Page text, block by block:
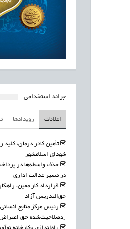
جرائد استخدامی
اعلانات رویدادها
شهدای اسلامشهر
در مسیر عدالت اداری
قرارداد کار معین،
حق‌التدریس آزاد
رئیس مرکز منابع
ردصلاحیت‌شده حق اعتراض